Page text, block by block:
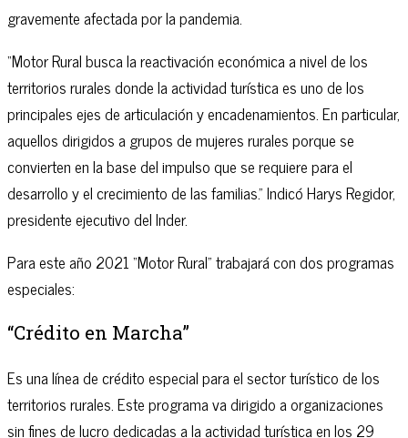
gravemente afectada por la pandemia.
“Motor Rural busca la reactivación económica a nivel de los
territorios rurales donde la actividad turística es uno de los
principales ejes de articulación y encadenamientos. En particular,
aquellos dirigidos a grupos de mujeres rurales porque se
convierten en la base del impulso que se requiere para el
desarrollo y el crecimiento de las familias.” Indicó Harys Regidor,
presidente ejecutivo del Inder.
Para este año 2021 “Motor Rural” trabajará con dos programas
especiales:
“Crédito en Marcha”
Es una línea de crédito especial para el sector turístico de los
territorios rurales. Este programa va dirigido a organizaciones
sin fines de lucro dedicadas a la actividad turística en los 29